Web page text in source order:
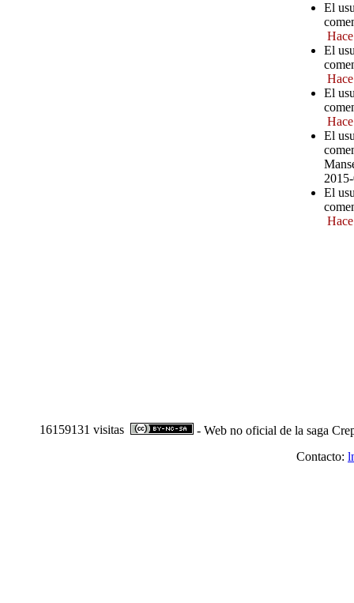
El
El
El
El
El
16159131 visitas
- Web no oficial de la saga
Contacto: